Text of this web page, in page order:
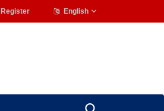
Register English